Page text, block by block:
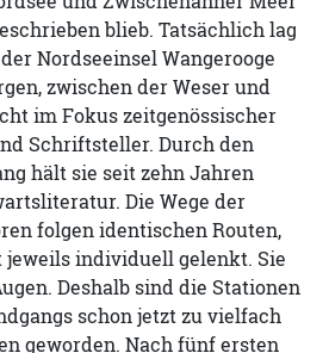
blieb. Tatsächlich lag
Nordseeinsel Wangerooge
zwischen der Weser und
im Fokus zeitgenössischer
Schriftsteller. Durch den
hält sie seit zehn Jahren
Die Wege der
folgen identischen Routen,
individuell gelenkt. Sie
Deshalb sind die Stationen
schon jetzt zu vielfach
geworden. Nach fünf ersten